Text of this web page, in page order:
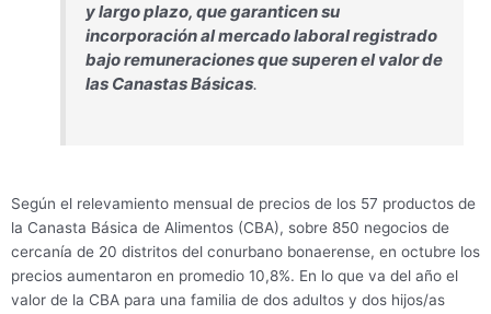
y largo plazo, que garanticen su
incorporación al mercado laboral registrado
bajo remuneraciones que superen el valor de
las Canastas Básicas.
Según el relevamiento mensual de precios de los 57 productos de
la Canasta Básica de Alimentos (CBA), sobre 850 negocios de
cercanía de 20 distritos del conurbano bonaerense, en octubre los
precios aumentaron en promedio 10,8%. En lo que va del año el
valor de la CBA para una familia de dos adultos y dos hijos/as